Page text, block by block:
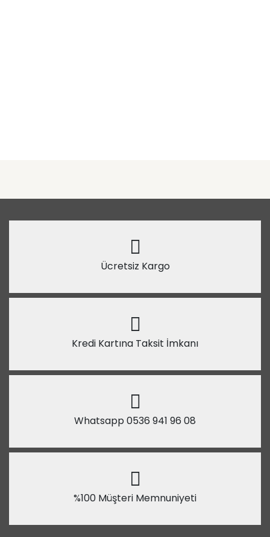
Ücretsiz Kargo
Kredi Kartına Taksit İmkanı
Whatsapp 0536 941 96 08
%100 Müşteri Memnuniyeti